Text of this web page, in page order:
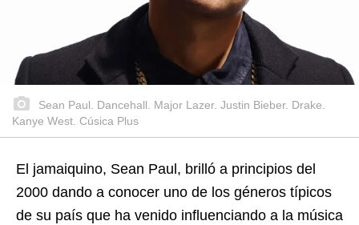
Sean Paul. Dancehall. Major Lazer. Justin Bieber. Drake.
Kanye West. Cúsica Plus
El jamaiquino, Sean Paul, brilló a principios del
2000 dando a conocer uno de los géneros típicos
de su país que ha venido influenciando a la música